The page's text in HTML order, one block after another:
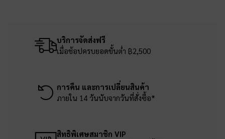
บริการจัดส่งฟรี
เมื่อช้อปครบยอดขั้นต่ำ ฿2,500
การคืน และการเปลี่ยนสินค้า
ภายใน 14 วันนับจากวันที่สั่งซื้อ*
สิทธิพิเศษสมาชิก VIP